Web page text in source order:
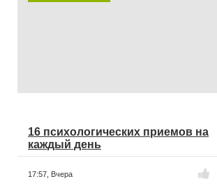
16 психологических приемов на
каждый день
17:57, Вчера